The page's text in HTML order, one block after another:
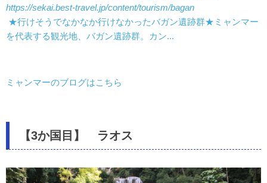
https://sekai.best-travel.jp/content/tourism/bagan
★行けそうでなかなか行けなかったバガン遺跡群★ミャンマー
を代表する観光地、バガン遺跡群。カン...
ミャンマーのブログはこちら
【3か国目】 ラオス